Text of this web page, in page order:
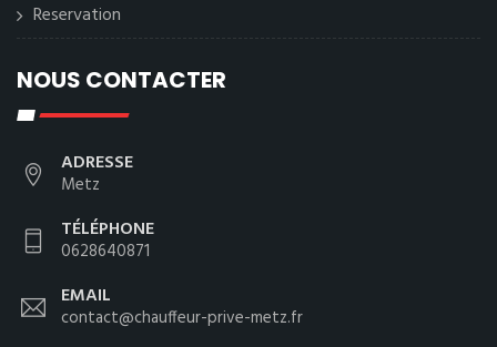
Reservation
NOUS CONTACTER
ADRESSE
Metz
TÉLÉPHONE
0628640871
EMAIL
contact@chauffeur-prive-metz.fr